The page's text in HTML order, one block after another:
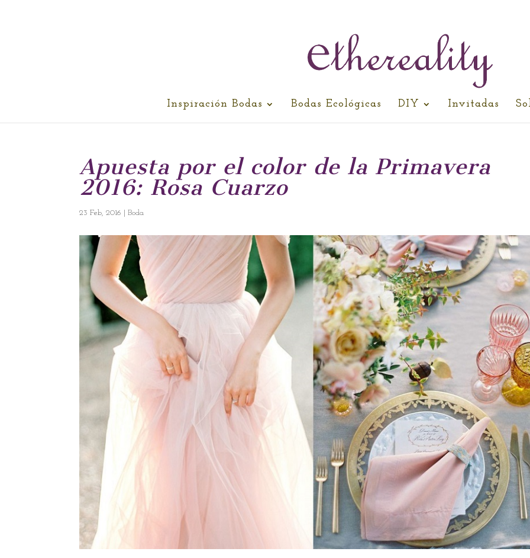
Inspiración Bodas Bodas Ecológicas DIY Invitadas
Apuesta por el color de la Primavera
2016: Rosa Cuarzo
23 Feb, 2016 |Boda